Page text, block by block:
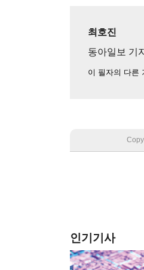
최호진
동아일보 기
이 필자의 다른
인기기사